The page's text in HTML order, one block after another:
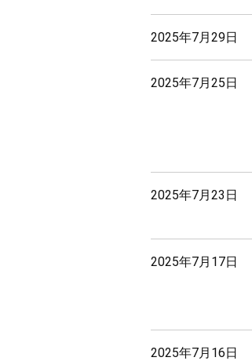
2025年7月29日
2025年7月25日
2025年7月23日
2025年7月17日
2025年7月16日